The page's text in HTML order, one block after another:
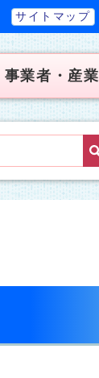
サイトマップ
事業者・産業